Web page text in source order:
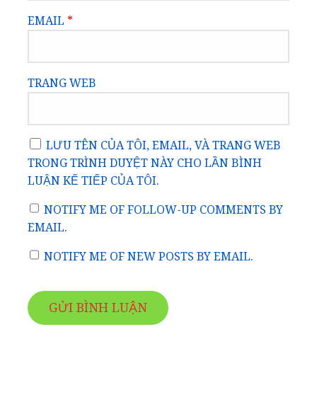
EMAIL *
TRANG WEB
LƯU TÊN CỦA TÔI, EMAIL, VÀ TRANG WEB
TRONG TRÌNH DUYỆT NÀY CHO LẦN BÌNH
LUẬN KẾ TIẾP CỦA TÔI.
NOTIFY ME OF FOLLOW-UP COMMENTS BY
EMAIL.
NOTIFY ME OF NEW POSTS BY EMAIL.